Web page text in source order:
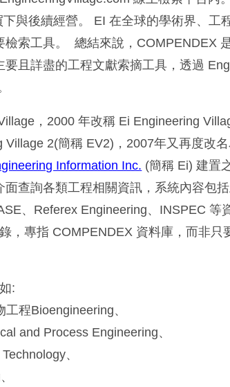
與後續經營。 EI 在全球的學術界、工
索工具。 總結來說，COMPENDEX
且詳盡的工程文獻索摘工具，透過
，2000 年改稱 Ei Engineering
2(簡稱 EV2)，2007年又再度改
Information Inc. (簡稱 Ei) 建置
查詢各類工程相關資訊，系統內容包
、Referex Engineering、INSPEC 等
，專指 COMPENDEX 資料庫，而非只
:
程Bioengineering、
and Process Engineering、
、